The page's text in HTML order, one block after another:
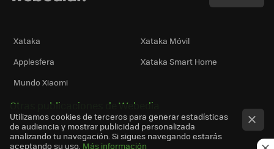
Xataka
Xataka Móvil
Applesfera
Xataka Smart Home
Mundo Xiaomi
Otras publicaciones de Webedia
Utilizamos cookies de terceros para generar estadísticas
de audiencia y mostrar publicidad personalizada
analizando tu navegación. Si sigues navegando estarás
aceptando su uso. Más información